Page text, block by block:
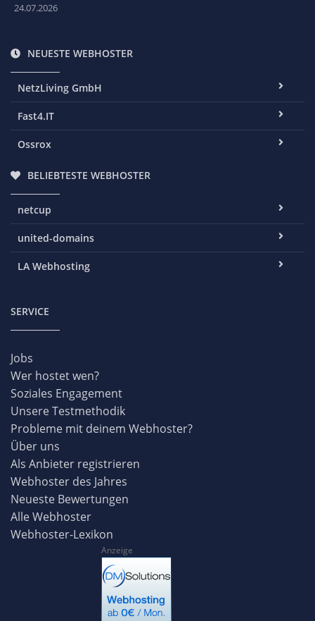
24.07.2026
NEUESTE WEBHOSTER
NetzLiving GmbH
Fast4.IT
Ossrox
BELIEBTESTE WEBHOSTER
netcup
united-domains
LA Webhosting
SERVICE
Jobs
Wer hostet wen?
Soziales Engagement
Unsere Testmethodik
Probleme mit deinem Webhoster?
Über uns
Als Anbieter registrieren
Webhoster des Jahres
Neueste Bewertungen
Alle Webhoster
Webhoster-Lexikon
Anzeige